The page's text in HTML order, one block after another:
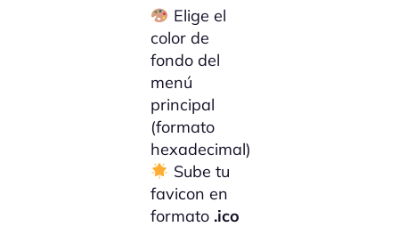
Elige el
color de
fondo del
menú
principal
(formato
hexadecimal)
Sube tu
favicon en
formato .ico